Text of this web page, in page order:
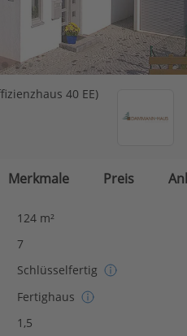
40 EE)
Merkmale Preis
124 m²
7
Schlüsselfertig
Fertighaus
1,5